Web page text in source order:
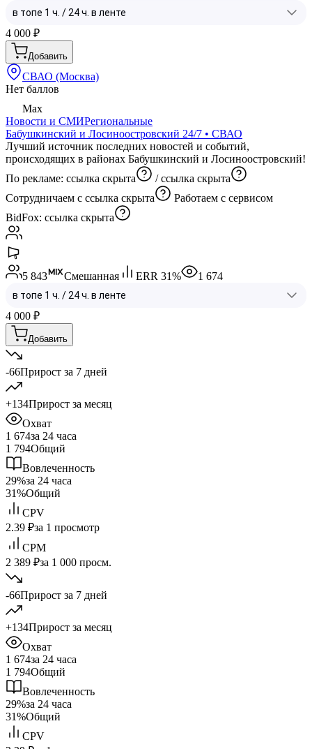
4 000 ₽
Добавить
СВАО (Москва)
Нет баллов
Max
Новости и СМИРегиональные
Бабушкинский и Лосиноостровский 24/7 • СВАО
Лучший источник последних новостей и событий,
происходящих в районах Бабушкинский и Лосиноостровский!
По рекламе: ссылка скрыта /ссылка скрыта
Сотрудничаем с ссылка скрыта
Работаем с сервисом
BidFox: ссылка скрыта
5 843 Смешанная ERR 31% 1 674
4 000 ₽
Добавить
-66Прирост за 7 дней
+134Прирост за месяц
Охват
1 674за 24 часа
1 794Общий
Вовлеченность
29%за 24 часа
31%Общий
CPV
2.39 ₽за 1 просмотр
CPM
2 389 ₽за 1 000 просм.
-66Прирост за 7 дней
+134Прирост за месяц
Охват
1 674за 24 часа
1 794Общий
Вовлеченность
29%за 24 часа
31%Общий
CPV